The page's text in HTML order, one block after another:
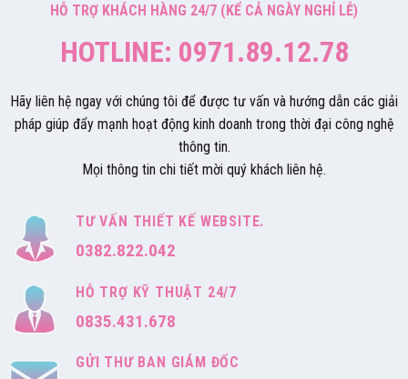
HỖ TRỢ KHÁCH HÀNG 24/7 (KỂ CẢ NGÀY NGHỈ LỄ)
HOTLINE: 0971.89.12.78
Hãy liên hệ ngay với chúng tôi để được tư vấn và hướng dẫn các giải
pháp giúp đẩy mạnh hoạt động kinh doanh trong thời đại công nghệ
thông tin.
Mọi thông tin chi tiết mời quý khách liên hệ.
TƯ VẤN THIẾT KẾ WEBSITE.
0382.822.042
HỖ TRỢ KỸ THUẬT 24/7
0835.431.678
GỬI THƯ BAN GIÁM ĐỐC